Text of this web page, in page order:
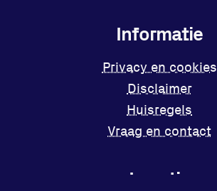
Locatie
Informatie
Privacy en cookies
Disclaimer
Huisregels
Vraag en contact